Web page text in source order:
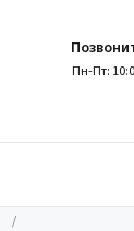
Пн-Пт:
/